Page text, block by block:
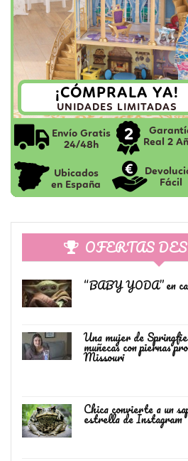
OFERTAS
“BABY YODA” en
Una mujer de
muñecas con piernas
Missouri
Chica convierte a un
estrella de Instagram